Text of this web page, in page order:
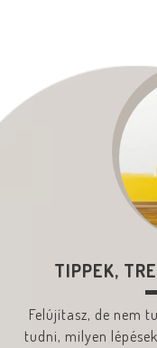
TIPPEK,
Felújítasz, de nem
tudni, milyen